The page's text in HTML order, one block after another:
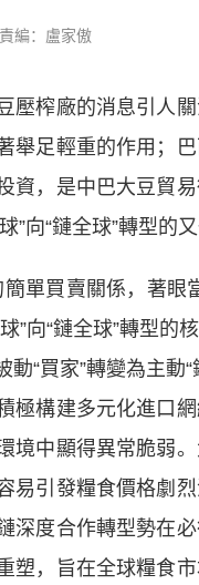
責編：盧家傲
榨廠的消息引人關
舉足輕重的作用；
資，是中巴大豆貿
向“鏈全球”轉型的
買賣關係，著眼
”向“鏈全球”轉型
“買家”轉變為主動
極構建多元化進口
境中顯得異常脆弱
易引發糧食價格劇
深度合作轉型勢在
塑，旨在全球糧食